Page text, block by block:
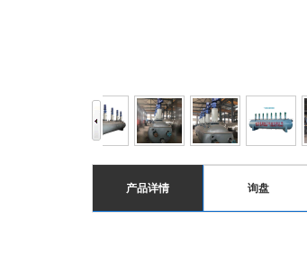
产品详情 询盘